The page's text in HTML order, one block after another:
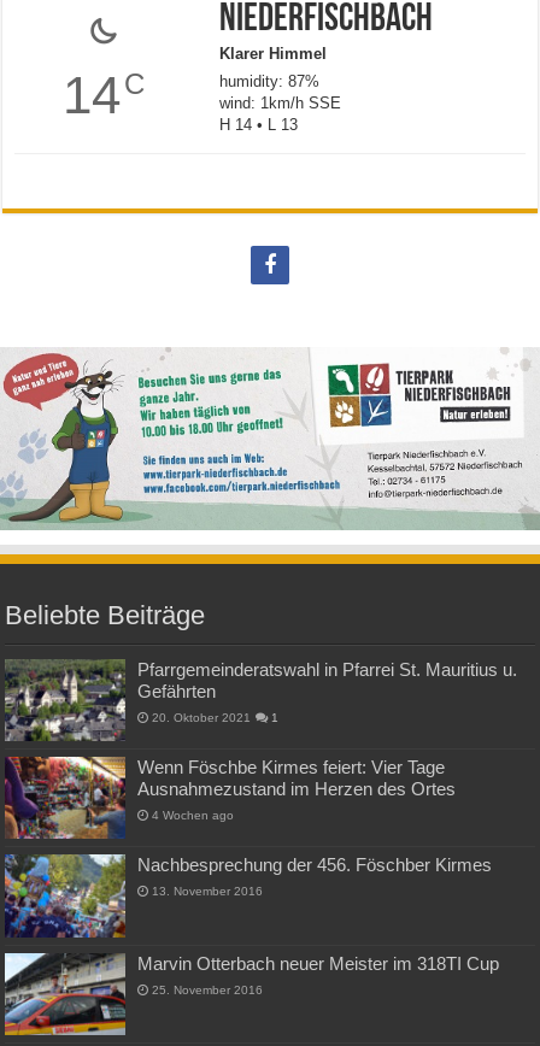
14C
Niederfischbach
Klarer Himmel
humidity: 87%
wind: 1km/h SSE
H 14 • L 13
Beliebte Beiträge
Pfarrgemeinderatswahl in Pfarrei St. Mauritius u.
Gefährten
20. Oktober 2021 1
Wenn Föschbe Kirmes feiert: Vier Tage
Ausnahmezustand im Herzen des Ortes
4 Wochen ago
Nachbesprechung der 456. Föschber Kirmes
13. November 2016
Marvin Otterbach neuer Meister im 318TI Cup
25. November 2016